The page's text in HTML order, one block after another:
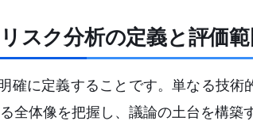
スク分析の定義と評価範
確に定義することです。単なる技
体像を把握し、議論の土台を構築